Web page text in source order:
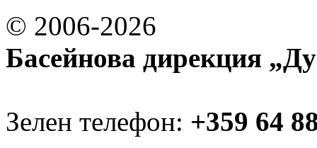
© 2006-2026
Басейнова дирекция
Зелен телефон: +359 64